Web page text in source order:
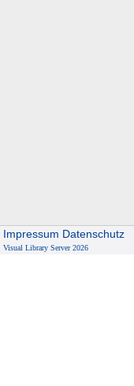
Impressum Datenschutz
Visual Library Server 2026